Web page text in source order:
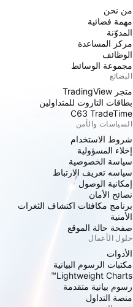
من نحن
مهمة فضائية
المدوّنة
مركز المساعدة
الوظائف
مجموعة الوسائط
البضائع
متجر TradingView
بطاقات التاروت للمتداولين
C63 TradeTime
السياسات والأمن
شروط الاستخدام
إخلاء المسؤولية
سياسة الخصوصية
سياسه تعريف الارتباط
إمكانية الوصول
نصائح الأمان
برنامج مكافئات اكتشاف الثغرات
الأمنية
صفحة حالة الموقع
حلول الأعمال
الأدوات
مكتبات الرسوم البيانية
Lightweight Charts™
رسوم بيانية متقدمة
منصة التداول